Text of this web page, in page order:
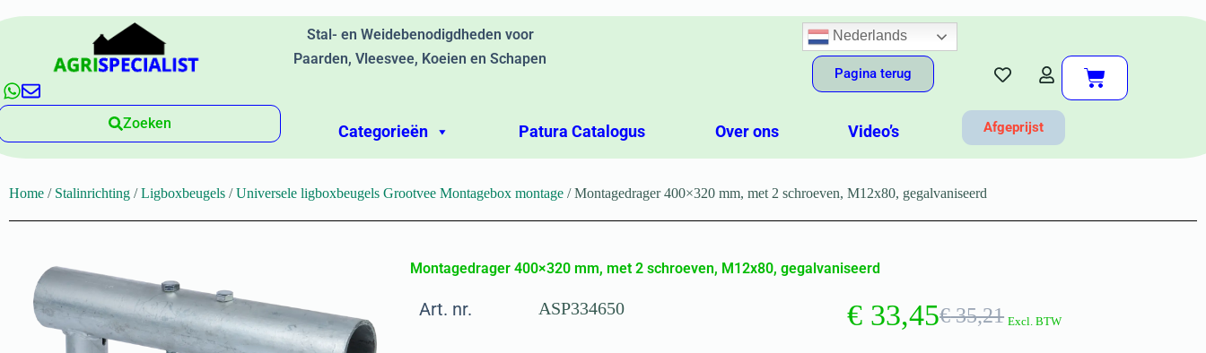
Stal- en Weidebenodigdheden voor
Paarden, Vleesvee, Koeien en Schapen
Nederlands
Pagina terug
Zoeken Categorieën Patura Catalogus Over ons Video’s Afgeprijst
Home / Stalinrichting /Ligboxbeugels /Universele ligboxbeugels Grootvee Montagebox montage / Montagedrager 400×320 mm, met 2 schroeven, M12x80, gegalvaniseerd
Montagedrager 400×320 mm, met 2 schroeven, M12x80, gegalvaniseerd
Art. nr. ASP334650 €35,21
€ 33,45 Excl. BTW